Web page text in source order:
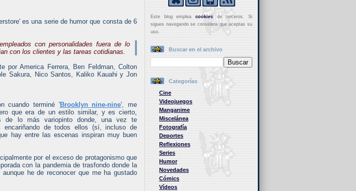
es una serie de humor que consta de 6
con personalidades fuera de lo
con los clientes y las tareas cotidianas.
por America Ferrera, Ben Feldman, Colton
Sakura, Nico Santos, Kaliko Kauahi y Jon
cuando terminé 'Brooklyn nine-nine', me
que era de un estilo similar, y es cierto,
de lo más variopinto donde, una vez te
de todos ellos (sí, incluso de
hay entre las escenas inspiran muy buen
por el exceso de protagonismo que
con la pandemia de trasfondo donde la
he de reconocer que me ha gustado
Este blog empleacookies de terceros. Si
sigues navegando se considera que aceptas su
uso.
Buscar en el archivo
Categorías
Cine
Videojuegos
Manganime
Miscelánea
Fotografía
Deportes
Reflexiones
Series
Humor
Novedades
Cómics
Vídeos